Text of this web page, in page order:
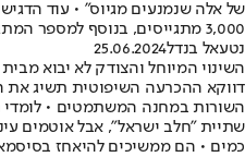
של אלה שנמנעים מגיוס" • עוד
3,000 מתגייסים, בנוסף למספר המתגייסים הממוצע בשנים האחרונות"
נטעאל בנדל25.06.2024
השינוי המיוחל והצודק לא יבוא
דווקא ההכרעה השיפוטית תשיג את
השורות במחנה המשתמטים •
שתיית "חלב ישראל", אבל אוטמים
כמים • הם ממשיכים להיאחז